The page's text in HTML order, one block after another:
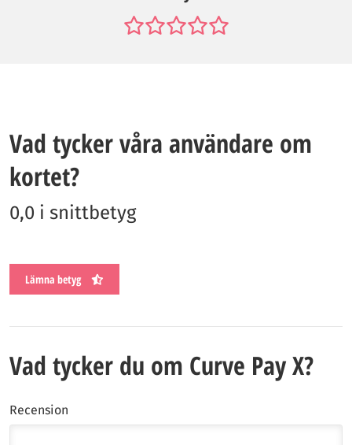
Vad tycker våra användare om
kortet?
0,0 i snittbetyg
Lämna betyg
Vad tycker du om Curve Pay X?
Recension